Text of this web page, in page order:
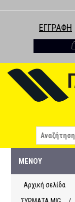
ΕΓΓΡΑΦΉ
ΜΕΝΟΎ
Αρχική σελίδα